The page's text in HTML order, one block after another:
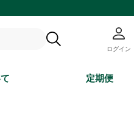
ログイン
定期便